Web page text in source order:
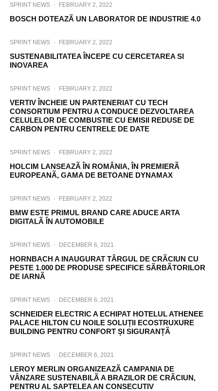
SPRINT NEWS · FEBRUARY 2, 2022
BOSCH DOTEAZÃ UN LABORATOR DE INDUSTRIE 4.0
SPRINT NEWS · FEBRUARY 2, 2022
SUSTENABILITATEA ÎNCEPE CU CERCETAREA SI
INOVAREA
SPRINT NEWS · FEBRUARY 2, 2022
VERTIV ÎNCHEIE UN PARTENERIAT CU TECH
CONSORTIUM PENTRU A CONDUCE DEZVOLTAREA
CELULELOR DE COMBUSTIE CU EMISII REDUSE DE
CARBON PENTRU CENTRELE DE DATE
SPRINT NEWS · FEBRUARY 2, 2022
HOLCIM LANSEAZÃ ÎN ROMÂNIA, ÎN PREMIERÃ
EUROPEANÃ, GAMA DE BETOANE DYNAMAX
SPRINT NEWS · FEBRUARY 2, 2022
BMW ESTE PRIMUL BRAND CARE ADUCE ARTA
DIGITALÃ ÎN AUTOMOBILE
SPRINT NEWS · DECEMBER 6, 2021
HORNBACH A INAUGURAT TÂRGUL DE CRÃCIUN CU
PESTE 1.000 DE PRODUSE SPECIFICE SÃRBÃTORILOR
DE IARNÃ
SPRINT NEWS · DECEMBER 6, 2021
SCHNEIDER ELECTRIC A ECHIPAT HOTELUL ATHENEE
PALACE HILTON CU NOILE SOLUȚII ECOSTRUXURE
BUILDING PENTRU CONFORT ȘI SIGURANȚÃ
SPRINT NEWS · DECEMBER 6, 2021
LEROY MERLIN ORGANIZEAZÃ CAMPANIA DE
VÂNZARE SUSTENABILÃ A BRAZILOR DE CRÃCIUN,
PENTRU AL SAPTELEA AN CONSECUTIV